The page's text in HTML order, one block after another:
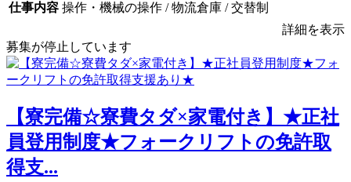
仕事内容 操作・機械の操作 / 物流倉庫 / 交替制
詳細を表示
募集が停止しています
【寮完備☆寮費タダ×家電付き】★正社
員登用制度★フォークリフトの免許取
得支...